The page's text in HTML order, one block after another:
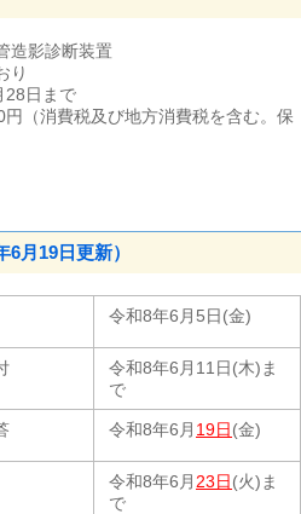
影診断装置
り
日まで
（消費税及び地方消費税を含む。保
月19日更新）
令和8年6月5日(金)
令和8年6月11日(木)ま
で
令和8年6月 19日(金)
令和8年6月 23日(火)ま
で